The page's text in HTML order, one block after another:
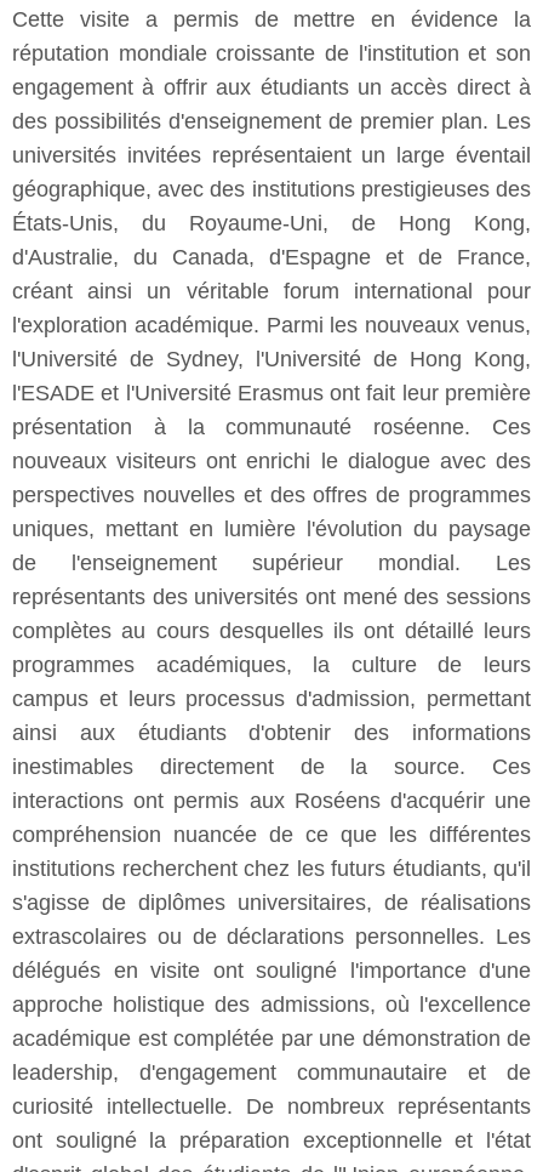
Cette visite a permis de mettre en évidence la
réputation mondiale croissante de l'institution et son
engagement à offrir aux étudiants un accès direct à
des possibilités d'enseignement de premier plan. Les
universités invitées représentaient un large éventail
géographique, avec des institutions prestigieuses des
États-Unis, du Royaume-Uni, de Hong Kong,
d'Australie, du Canada, d'Espagne et de France,
créant ainsi un véritable forum international pour
l'exploration académique. Parmi les nouveaux venus,
l'Université de Sydney, l'Université de Hong Kong,
l'ESADE et l'Université Erasmus ont fait leur première
présentation à la communauté roséenne. Ces
nouveaux visiteurs ont enrichi le dialogue avec des
perspectives nouvelles et des offres de programmes
uniques, mettant en lumière l'évolution du paysage
de l'enseignement supérieur mondial. Les
représentants des universités ont mené des sessions
complètes au cours desquelles ils ont détaillé leurs
programmes académiques, la culture de leurs
campus et leurs processus d'admission, permettant
ainsi aux étudiants d'obtenir des informations
inestimables directement de la source. Ces
interactions ont permis aux Roséens d'acquérir une
compréhension nuancée de ce que les différentes
institutions recherchent chez les futurs étudiants, qu'il
s'agisse de diplômes universitaires, de réalisations
extrascolaires ou de déclarations personnelles. Les
délégués en visite ont souligné l'importance d'une
approche holistique des admissions, où l'excellence
académique est complétée par une démonstration de
leadership, d'engagement communautaire et de
curiosité intellectuelle. De nombreux représentants
ont souligné la préparation exceptionnelle et l'état